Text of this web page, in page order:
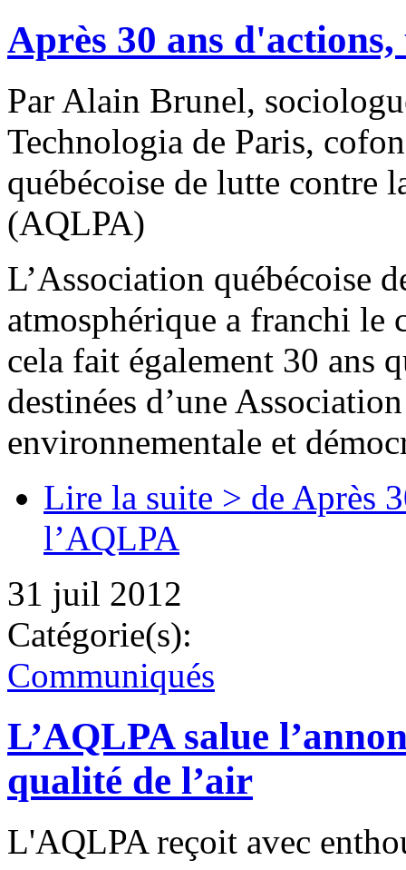
Après 30 ans d'actions,
Par Alain Brunel,
Technologia de Paris,
québécoise de lutte contre
(AQLPA)
L’Association québécoise
atmosphérique a franchi le
cela fait également 30 ans
destinées d’une
environnementale et
Lire la suite > de Après
l’AQLPA
31 juil 2012
Catégorie(s):
Communiqués
L’AQLPA salue
qualité de l’air
L'AQLPA reçoit avec